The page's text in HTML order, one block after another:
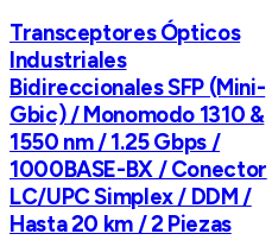
Transceptores Ópticos
Industriales
Bidireccionales SFP (Mini-
Gbic) / Monomodo 1310 &
1550 nm / 1.25 Gbps /
1000BASE-BX / Conector
LC/UPC Simplex / DDM /
Hasta 20 km / 2 Piezas